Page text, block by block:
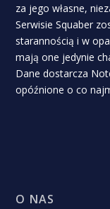
za jego własne,
Serwisie Squaber
starannością i w
mają one jedynie
Dane dostarcza
opóźnione o co
O NAS